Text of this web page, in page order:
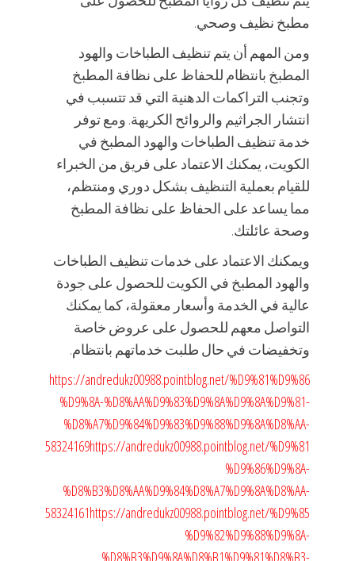
مطبخ نظيف وصحي.
ومن المهم أن يتم تنظيف الطباخات والهود
المطبخ بانتظام للحفاظ على نظافة المطبخ
وتجنب التراكمات الدهنية التي قد تتسبب في
انتشار الجراثيم والروائح الكريهة. ومع توفر
خدمة تنظيف الطباخات والهود المطبخ في
الكويت، يمكنك الاعتماد على فريق من الخبراء
للقيام بعملية التنظيف بشكل دوري ومنتظم،
مما يساعد على الحفاظ على نظافة المطبخ
وصحة عائلتك.
ويمكنك الاعتماد على خدمات تنظيف الطباخات
والهود المطبخ في الكويت للحصول على جودة
عالية في الخدمة وأسعار معقولة، كما يمكنك
التواصل معهم للحصول على عروض خاصة
وتخفيضات في حال طلبت خدماتهم بانتظام.
https://andredukz00988.pointblog.net/%D9%81%D9%86
%D9%8A-%D8%AA%D9%83%D9%8A%D9%8A%D9%81-
%D8%A7%D9%84%D9%83%D9%88%D9%8A%D8%AA-
58324169https://andredukz00988.pointblog.net/%D9%81
%D9%86%D9%8A-
%D8%B3%D8%AA%D9%84%D8%A7%D9%8A%D8%AA-
58324161https://andredukz00988.pointblog.net/%D9%85
%D9%82%D9%88%D9%8A-
%D8%B3%D9%8A%D8%B1%D9%81%D8%B3-